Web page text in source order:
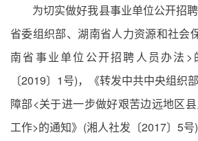
为切实做好我县事业单位公开招
省委组织部、湖南省人力资源和社会
南省事业单位公开招聘人员办法
〔2019〕1号)，《转发中共中央组织
障部<关于进一步做好艰苦边远地区
工作>的通知》(湘人社发〔2017〕5